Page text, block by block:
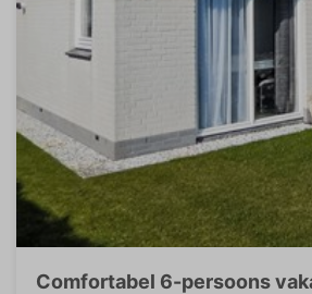
Comfortabel 6-persoons